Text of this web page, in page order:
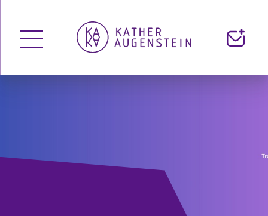
Menü
öffnen
Kontakt